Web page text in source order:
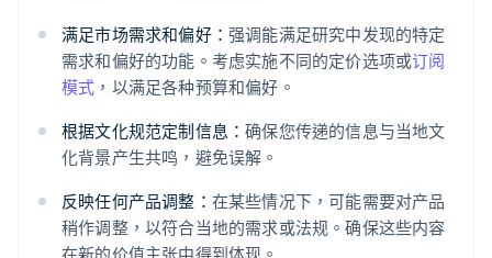
满足市场需求和偏好： 强调能满足研究中发现的特定
需求和偏好的功能。考虑实施不同的定价选项或订阅
模式 ，以满足各种预算和偏好。
根据文化规范定制信息：确保您传递的信息与当地文
化背景产生共鸣，避免误解。
反映任何产品调整： 在某些情况下，可能需要对产品
稍作调整，以符合当地的需求或法规。确保这些内容